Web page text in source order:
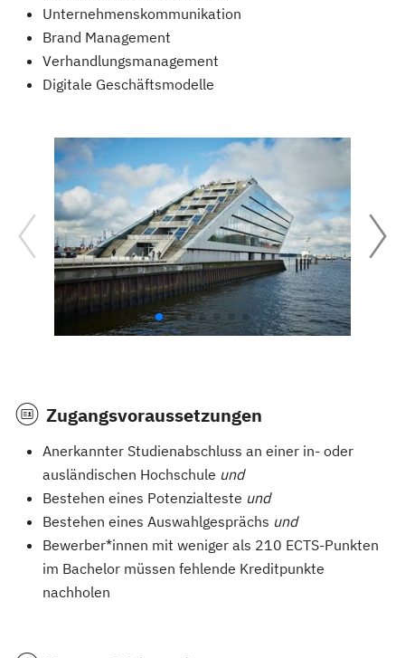
Unternehmenskommunikation
Brand Management
Verhandlungsmanagement
Digitale Geschäftsmodelle
Zugangsvoraussetzungen
Anerkannter Studienabschluss an einer in- oder
ausländischen Hochschule und
Bestehen eines Potenzialteste und
Bestehen eines Auswahlgesprächs und
Bewerber*innen mit weniger als 210 ECTS-Punkten
im Bachelor müssen fehlende Kreditpunkte
nachholen